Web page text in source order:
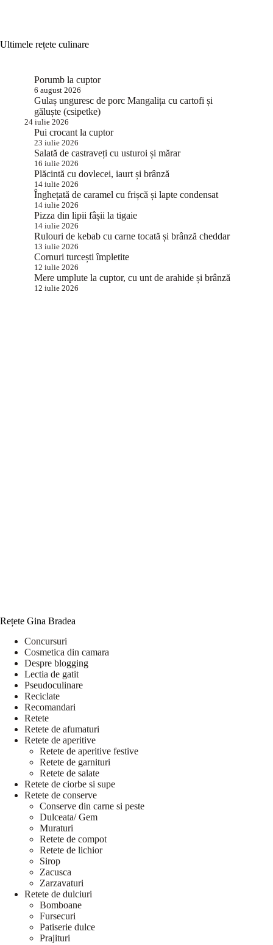
Ultimele rețete culinare
Porumb la cuptor
6 august 2026
Gulaș unguresc de porc Mangalița cu cartofi și
găluște (csipetke)
24 iulie 2026
Pui crocant la cuptor
23 iulie 2026
Salată de castraveți cu usturoi și mărar
16 iulie 2026
Plăcintă cu dovlecei, iaurt și brânză
14 iulie 2026
Înghețată de caramel cu frișcă și lapte condensat
14 iulie 2026
Pizza din lipii fâșii la tigaie
14 iulie 2026
Rulouri de kebab cu carne tocată și brânză cheddar
13 iulie 2026
Cornuri turcești împletite
12 iulie 2026
Mere umplute la cuptor, cu unt de arahide și brânză
12 iulie 2026
Rețete Gina Bradea
Concursuri
Cosmetica din camara
Despre blogging
Lectia de gatit
Pseudoculinare
Reciclate
Recomandari
Retete
Retete de afumaturi
Retete de aperitive
Retete de aperitive festive
Retete de garnituri
Retete de salate
Retete de ciorbe si supe
Retete de conserve
Conserve din carne si peste
Dulceata/ Gem
Muraturi
Retete de compot
Retete de lichior
Sirop
Zacusca
Zarzavaturi
Retete de dulciuri
Bomboane
Fursecuri
Patiserie dulce
Prajituri